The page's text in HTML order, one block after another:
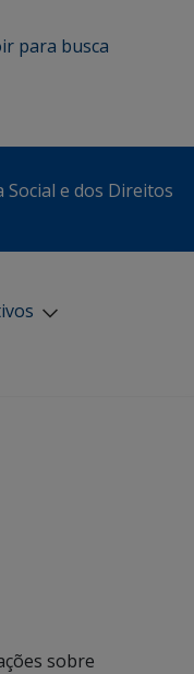
ir para busca
Social e dos Direitos
sobre